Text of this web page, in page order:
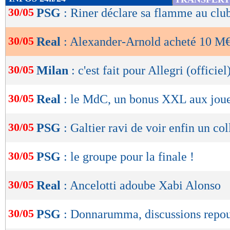
de
OK
30/05 PSG : Riner déclare sa flamme au
30/05 Real : Alexander-Arnold acheté 10
30/05 Milan : c'est fait pour Allegri
30/05 Real : le MdC, un bonus XXL aux
30/05 PSG : Galtier ravi de voir enfin un
30/05 PSG : le groupe pour la finale !
30/05 Real : Ancelotti adoube Xabi Alonso
30/05 PSG : Donnarumma, discussions